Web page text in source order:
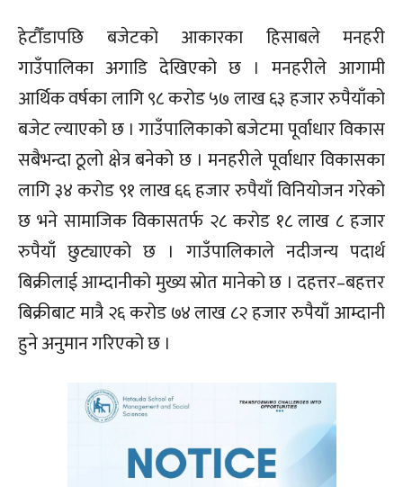
हेटौँडापछि बजेटको आकारका हिसाबले मनहरी
गाउँपालिका अगाडि देखिएको छ । मनहरीले आगामी
आर्थिक वर्षका लागि ९८ करोड ५७ लाख ६३ हजार रुपैयाँको
बजेट ल्याएको छ । गाउँपालिकाको बजेटमा पूर्वाधार विकास
सबैभन्दा ठूलो क्षेत्र बनेको छ । मनहरीले पूर्वाधार विकासका
लागि ३४ करोड ९१ लाख ६६ हजार रुपैयाँ विनियोजन गरेको
छ भने सामाजिक विकासतर्फ २८ करोड १८ लाख ८ हजार
रुपैयाँ छुट्याएको छ । गाउँपालिकाले नदीजन्य पदार्थ
बिक्रीलाई आम्दानीको मुख्य स्रोत मानेको छ । दहत्तर–बहत्तर
बिक्रीबाट मात्रै २६ करोड ७४ लाख ८२ हजार रुपैयाँ आम्दानी
हुने अनुमान गरिएको छ ।